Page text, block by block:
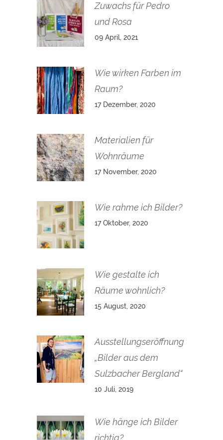
Zuwachs für Pedro
und Rosa
09 April, 2021
Wie wirken Farben im
Raum?
17 Dezember, 2020
Materialien für
Wohnräume
17 November, 2020
Wie rahme ich Bilder?
17 Oktober, 2020
Wie gestalte ich
Räume wohnlich?
15 August, 2020
Ausstellungseröffnung
„Bilder aus dem
Sulzbacher Bergland“
10 Juli, 2019
Wie hänge ich Bilder